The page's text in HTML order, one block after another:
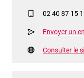
02 40 87 15
Envoyer un
Consulter le